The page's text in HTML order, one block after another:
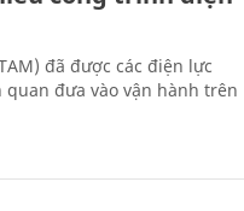
đã được các điện lực
đưa vào vận hành trên